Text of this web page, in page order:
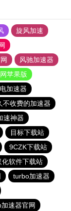
旋风加速
风驰加速器
苹果版
加速器
不收费的加速器
速神器
目标下载站
9CZK下载站
化软件下载站
turbo加速器
速器官网